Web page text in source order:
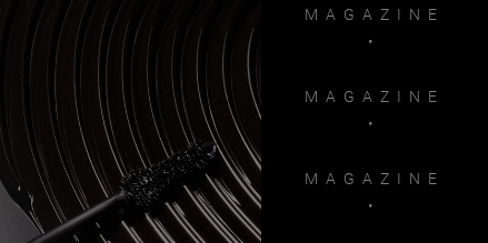
MAGAZINE
MAGAZINE
MAGAZINE